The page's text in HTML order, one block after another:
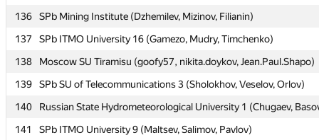
136
SPb Mining Institute (Dzhemilev, Mizinov, Filianin)
137
SPb ITMO University 16 (Gamezo, Mudry, Timchenko)
138
Moscow SU Tiramisu (goofy57, nikita.doykov, Jean.Paul.Shapo)
139
SPb SU of Telecommunications 3 (Sholokhov, Veselov, Orlov)
140
Russian State Hydrometeorological University 1 (Chugaev,
141
SPb ITMO University 9 (Maltsev, Salimov, Pavlov)
136
SPb Mining Institute (Dzhemilev, Mizinov, Filianin)
137
SPb ITMO University 16 (Gamezo, Mudry, Timchenko)
138
Moscow SU Tiramisu (goofy57, nikita.doykov, Jean.Paul.Shapo)
139
SPb SU of Telecommunications 3 (Sholokhov, Veselov, Orlov)
140
Russian State Hydrometeorological University 1 (Chugaev,
141
SPb ITMO University 9 (Maltsev, Salimov, Pavlov)